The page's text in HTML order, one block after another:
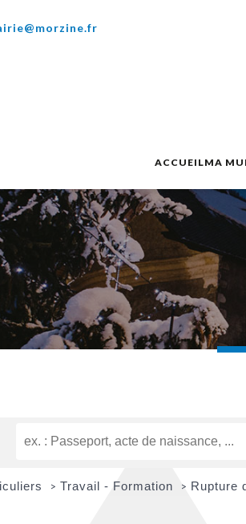
ACCUEILMA
> Travail - Formation > Rupture